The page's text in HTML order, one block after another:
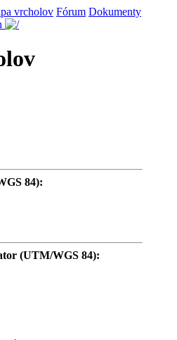
vrcholov Fórum Dokumenty
84):
(UTM/WGS 84):